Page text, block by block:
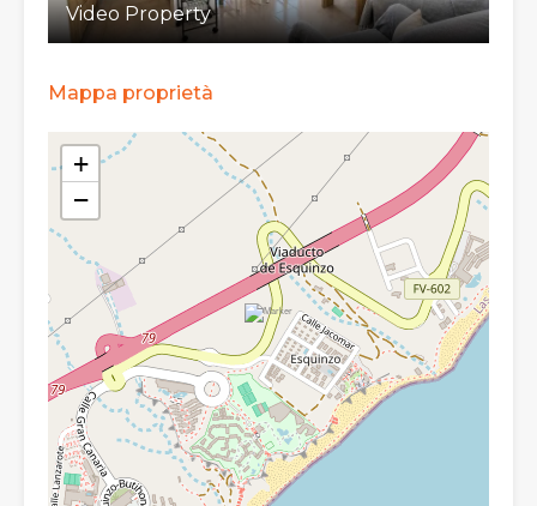
Video Property
Mappa proprietà
+
−